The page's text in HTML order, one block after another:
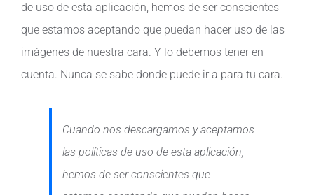
de uso de esta aplicación, hemos de ser conscientes
que estamos aceptando que puedan hacer uso de las
imágenes de nuestra cara. Y lo debemos tener en
cuenta. Nunca se sabe donde puede ir a para tu cara.
Cuando nos descargamos y aceptamos
las políticas de uso de esta aplicación,
hemos de ser conscientes que